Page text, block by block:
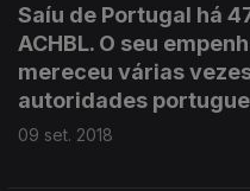
Saíu de Portugal há
ACHBL. O seu
mereceu várias
autoridades
09 set. 2018